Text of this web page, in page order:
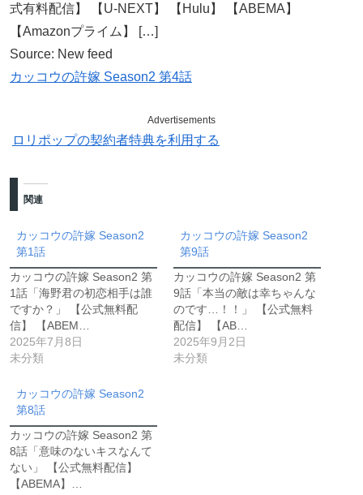
式有料配信】 【U-NEXT】 【Hulu】 【ABEMA】
【Amazonプライム】 […]
Source: New feed
カッコウの許嫁 Season2 第4話
Advertisements
ロリポップの契約者特典を利用する
関連
カッコウの許嫁 Season2
第1話
カッコウの許嫁 Season2 第
1話「海野君の初恋相手は誰
ですか？」 【公式無料配
信】 【ABEM…
2025年7月8日
未分類
カッコウの許嫁 Season2
第9話
カッコウの許嫁 Season2 第
9話「本当の敵は幸ちゃんな
のです…！！」 【公式無料
配信】 【AB…
2025年9月2日
未分類
カッコウの許嫁 Season2
第8話
カッコウの許嫁 Season2 第
8話「意味のないキスなんて
ない」 【公式無料配信】
【ABEMA】…